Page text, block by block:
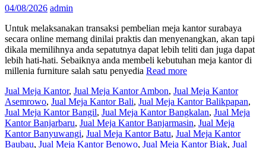
04/08/2026 admin
Untuk melaksanakan transaksi pembelian meja kantor surabaya
secara online memang dinilai praktis dan menyenangkan, akan tapi
dikala memilihnya anda sepatutnya dapat lebih teliti dan juga dapat
lebih hati-hati. Sebaiknya anda membeli kebutuhan meja kantor di
millenia furniture salah satu penyedia Read more
Jual Meja Kantor, Jual Meja Kantor Ambon, Jual Meja Kantor
Asemrowo, Jual Meja Kantor Bali, Jual Meja Kantor Balikpapan,
Jual Meja Kantor Bangil, Jual Meja Kantor Bangkalan, Jual Meja
Kantor Banjarbaru, Jual Meja Kantor Banjarmasin, Jual Meja
Kantor Banyuwangi, Jual Meja Kantor Batu, Jual Meja Kantor
Baubau, Jual Meja Kantor Benowo, Jual Meja Kantor Biak, Jual